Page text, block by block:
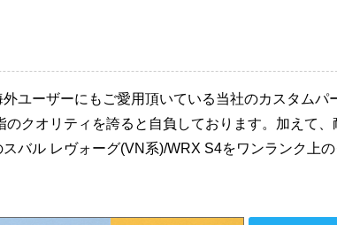
ユーザーにもご愛用頂いている当社のカスタムパ
クオリティを誇ると自負しております。加えて
バル レヴォーグ(VN系)/WRX S4をワンランク上